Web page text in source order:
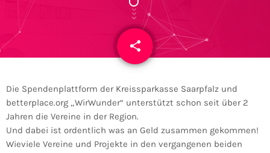
share
email
Die Spendenplattform der Kreissparkasse Saarpfalz und
betterplace.org „WirWunder“ unterstützt schon seit über 2
Jahren die Vereine in der Region.
Und dabei ist ordentlich was an Geld zusammen gekommen!
Wieviele Vereine und Projekte in den vergangenen beiden